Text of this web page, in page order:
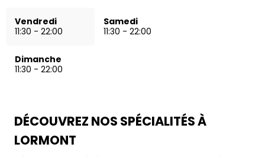
Vendredi
11:30 - 22:00
Samedi
11:30 - 22:00
Dimanche
11:30 - 22:00
DÉCOUVREZ NOS SPÉCIALITÉS À
LORMONT